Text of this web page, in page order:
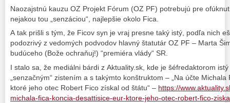
Naozajstnú kauzu OZ Projekt Fórum (OZ PF) potrebujú pre
nejakou tou „senzáciou“, najlepšie okolo Fica.
A tak prišli s tým, že Ficov syn je vraj presne taký istý, podľa nich
podozrivý z vedomých podvodov hlavný štatutár OZ PF – Marta
budúceho (Bože ochraňuj!) “premiéra vlády“ SR.
I stalo sa, že mediálni bárdi z Aktuality.sk, kde je šéfredaktorom
„senzačným“ zistením a s takýmto konštruktom – „Na účte
ktoré jeho otec Robert Fico získal od štátu“ – https://
michala-fica-koncia-desattisice-eur-ktore-jeho-otec-robert-fico-